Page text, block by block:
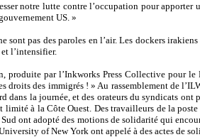
notre lutte contre l’occupation pour apporter
US. »
pas des paroles en l’air. Les dockers
l’intensifier.
produite par l’Inkworks Press Collective pour
des immigrés ! » Au rassemblement de
dans la journée, et des orateurs du syndicats ont
à la Côte Ouest. Des travailleurs de la
ont adopté des motions de solidarité qui
of New York ont appelé à des actes de